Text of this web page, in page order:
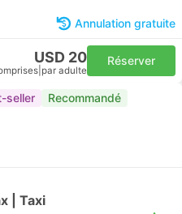
Annulation gratuite
USD 20
par adulte
Réserver
seller Recommandé
| Taxi